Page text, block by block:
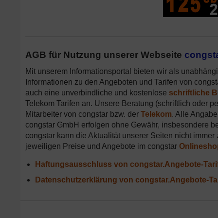
AGB für Nutzung unserer Webseite
Mit unserem Informationsportal bieten wir als
Informationen zu den Angeboten und Tarifen von
auch eine unverbindliche und kostenlose schriftliche
Telekom Tarifen an. Unsere Beratung (schriftlich oder
Mitarbeiter von congstar bzw. der Telekom. Alle
congstar GmbH erfolgen ohne Gewähr, insbesondere
congstar kann die Aktualität unserer Seiten nicht
jeweiligen Preise und Angebote im congstar
Haftungsausschluss von congstar.Angebote-
Datenschutzerklärung von congstar.Angebote-